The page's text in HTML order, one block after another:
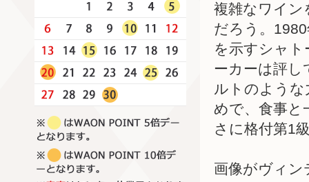
複雑なワイン
だろう。
を示すシャ
ーカーは評
ルトのよう
めで、食事と
さに格付第1
画像がヴィン